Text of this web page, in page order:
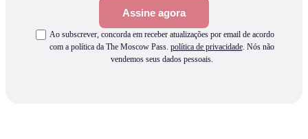
Assine agora
Ao subscrever, concorda em receber atualizações por email de acordo
com a política da The Moscow Pass. política de privacidade. Nós não
vendemos seus dados pessoais.